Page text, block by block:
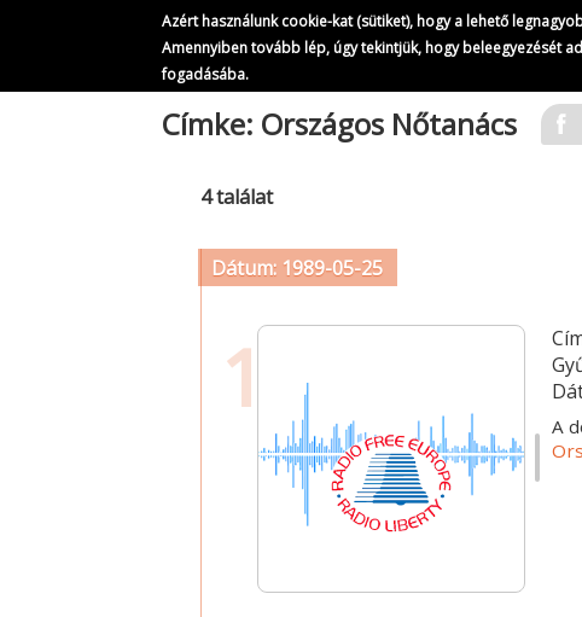
Azért használunk cookie-kat (sütiket), hogy a lehető
Amennyiben tovább lép, úgy tekintjük, hogy beleegyezését
fogadásába.
Címke: Országos Nőtanács
4 találat
Dátum: 1989-05-25
1 A